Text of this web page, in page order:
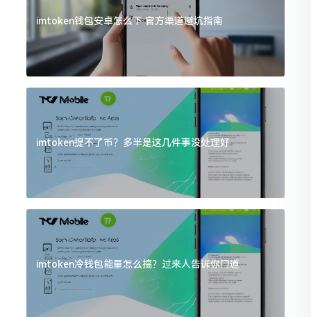
imtoken钱包安卓怎么下 官方渠道避坑指南
imtoken提不了币？多半是这几件事没处理好
imtoken冷钱包能量怎么搞？过来人告诉你门道